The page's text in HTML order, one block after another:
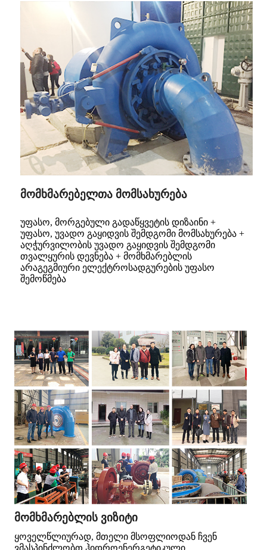
მომხმარებელთა მომსახურება
უფასო, მორგებული გადაწყვეტის დიზაინი +
უფასო, უვადო გაყიდვის შემდგომი მომსახურება +
აღჭურვილობის უვადო გაყიდვის შემდგომი
თვალყურის დევნება + მომხმარებლის
არაგეგმიური ელექტროსადგურების უფასო
შემოწმება
მომხმარებლის ვიზიტი
ყოველწლიურად, მთელი მსოფლიოდან ჩვენ
ვმასპინძლობთ ჰიდროენერგეტიკული